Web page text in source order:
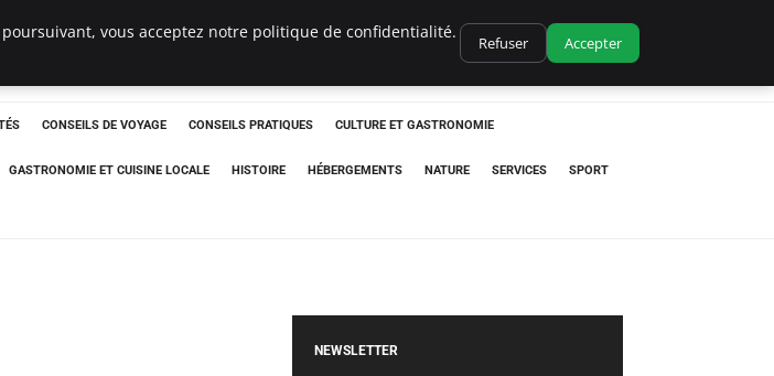
CONSEILS DE VOYAGE CONSEILS PRATIQUES CULTURE ET GASTRONOMIE
GASTRONOMIE ET CUISINE LOCALE HISTOIRE HÉBERGEMENTS NATURE SERVICES SPORT
NEWSLETTER
vous acceptez notre politique de confidentialité.
Refuser Accepter